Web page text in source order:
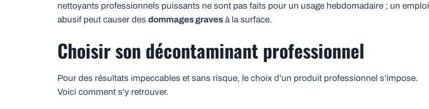
nettoyants professionnels puissants ne sont pas faits pour un usage hebdomadaire ; un emploi
abusif peut causer des dommages graves à la surface.
Choisir son décontaminant professionnel
Pour des résultats impeccables et sans risque, le choix d’un produit professionnel s’impose.
Voici comment s’y retrouver.